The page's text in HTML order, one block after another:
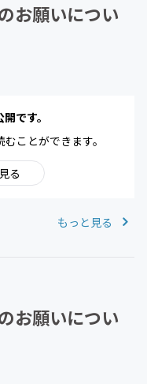
お願いについ
です。
ことができます。
る
もっと見る
お願いについ